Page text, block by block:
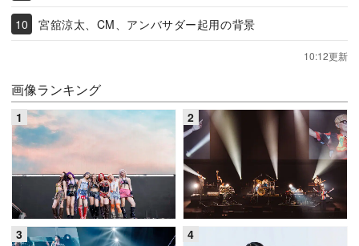
宮舘涼太、CM、アンバサダー起用の背景
10:12更新
画像ランキング